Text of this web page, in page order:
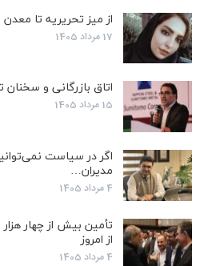
از میز تحریریه تا معدن
17 مرداد 1405
اتاق بازرگانی و سخنان
15 مرداد 1405
اگر در سیاست
مدیران…
4 مرداد 1405
تأمین بیش از چهار
از امروز
4 مرداد 1405